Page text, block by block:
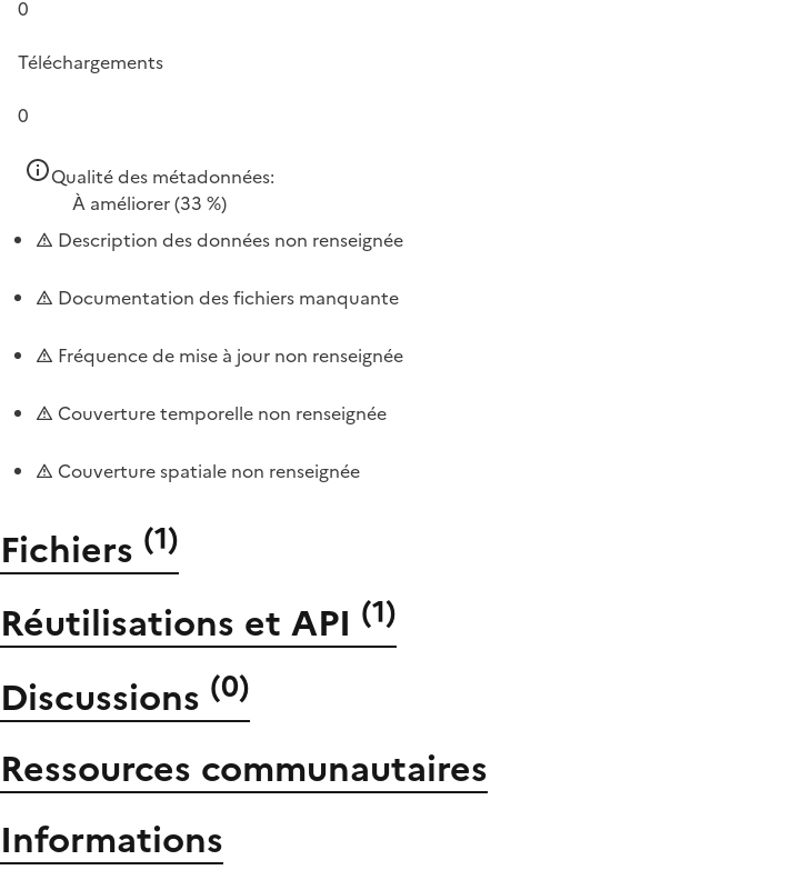
0
Téléchargements
0
Qualité des métadonnées:
À améliorer(33 %)
Description des données non renseignée
Documentation des fichiers manquante
Fréquence de mise à jour non renseignée
Couverture temporelle non renseignée
Couverture spatiale non renseignée
Fichiers (1)
Réutilisations et API (1)
Discussions (0)
Ressources communautaires
Informations